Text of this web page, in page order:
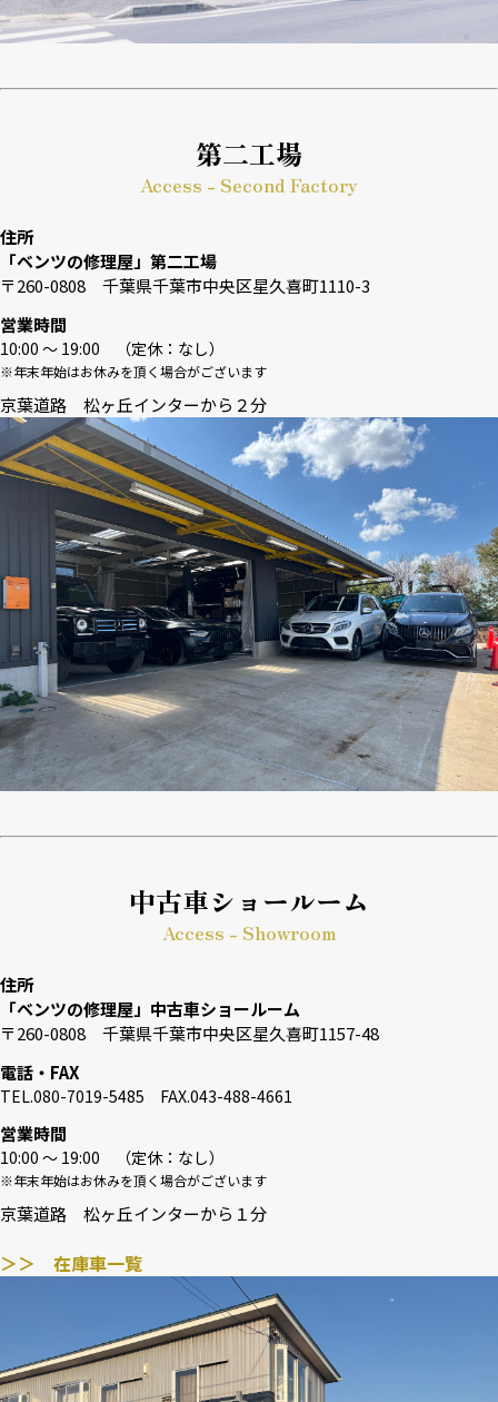
第二工場
Access - Second Factory
住所
「ベンツの修理屋」第二工場
〒260-0808 千葉県千葉市中央区星久喜町1110-3
営業時間
10:00 〜 19:00 （定休：なし）
※年末年始はお休みを頂く場合がございます
京葉道路 松ヶ丘インターから２分
中古車ショールーム
Access - Showroom
住所
「ベンツの修理屋」中古車ショールーム
〒260-0808 千葉県千葉市中央区星久喜町1157-48
電話・FAX
TEL.080-7019-5485 FAX.043-488-4661
営業時間
10:00 〜 19:00 （定休：なし）
※年末年始はお休みを頂く場合がございます
京葉道路 松ヶ丘インターから１分
＞＞ 在庫車一覧